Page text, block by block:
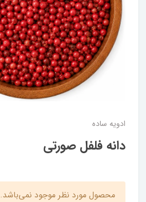
ادویه ساده
دانه فلفل صورتی
محصول مورد نظر موجود نمی‌باشد.